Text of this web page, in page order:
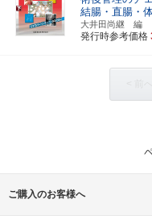
結腸・直腸・
大井田尚継 編
発行時参考価格
ご購入のお客様へ